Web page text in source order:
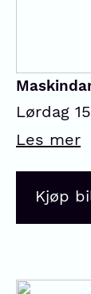
Lørdag
Les mer
Kjøp